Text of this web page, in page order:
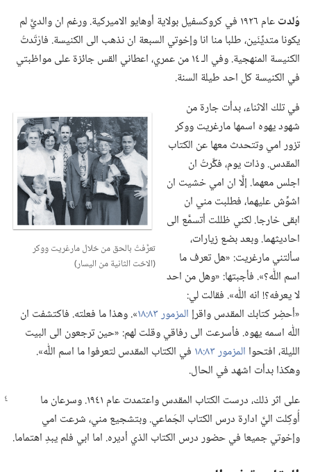
وُلدت
عام ١٩٢٦ في كروكسفيل بولاية أوهايو الاميركية.‏ ورغم ان والديَّ لم
يكونا متديِّنَين،‏ طلبا منا انا وإخوتي السبعة ان نذهب الى الكنيسة.‏ فارْتَدتُ
الكنيسة المنهجية.‏ وفي الـ‍ ١٤ من عمري،‏ اعطاني القس جائزة على مواظبتي
في الكنيسة كل احد طيلة السنة.‏
تعرَّفتُ بالحق من خلال مارغريت ووكر
(‏الاخت الثانية من اليسار)‏
في تلك الاثناء،‏ بدأت جارة من
شهود يهوه اسمها مارغريت ووكر
تزور امي وتتحدث معها عن الكتاب
المقدس.‏ وذات يوم،‏ فكَّرتُ ان
اجلس معهما.‏ إلَّا ان امي خشيت ان
اشوِّش عليهما،‏ فطلبت مني ان
ابقى خارجا.‏ لكني ظللت أتسمَّع الى
احاديثهما.‏ وبعد بضع زيارات،‏
سألتني مارغريت:‏ «هل تعرف ما
اسم اللّٰه؟‏».‏ فأجبتها:‏ «وهل من احد
لا يعرفه؟‏!‏ انه اللّٰه».‏ فقالت لي:‏
«أحضِر كتابك المقدس واقرإ المزمور ٨٣:‏١٨
‏».‏ وهذا ما فعلته.‏ فاكتشفت ان
اللّٰه اسمه يهوه.‏ فأسرعت الى رفاقي وقلت لهم:‏ «حين ترجعون الى البيت
الليلة،‏ افتحوا المزمور ٨٣:‏١٨
في الكتاب المقدس لتعرفوا ما اسم اللّٰه».‏
وهكذا بدأت اشهد في الحال.‏
على اثر ذلك،‏ درست الكتاب المقدس واعتمدت عام ١٩٤١.‏ وسرعان ما
أُوكِلت اليَّ ادارة درس الكتاب الجَماعي.‏ وبتشجيع مني،‏ شرعت امي
وإخوتي جميعا في حضور درس الكتاب الذي أديره.‏ اما ابي فلم يبدِ اهتماما.‏